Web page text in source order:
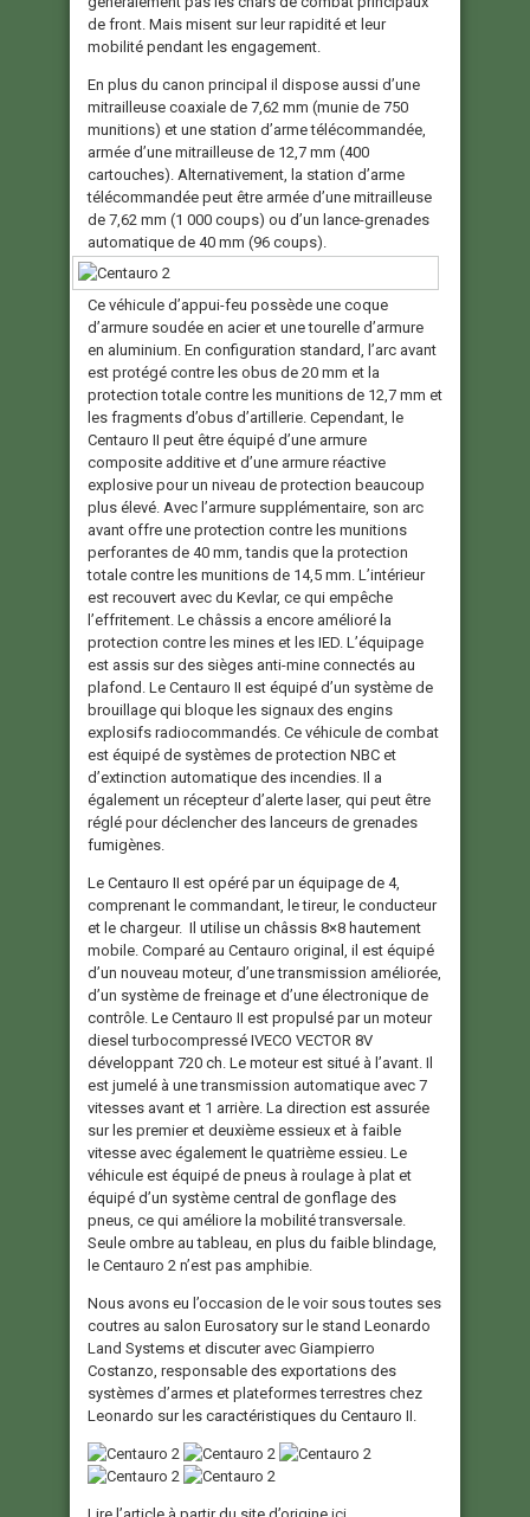
de front. Mais misent sur leur rapidité et leur
mobilité pendant les engagement.
En plus du canon principal il dispose aussi d’une
mitrailleuse coaxiale de 7,62 mm (munie de 750
munitions) et une station d’arme télécommandée,
armée d’une mitrailleuse de 12,7 mm (400
cartouches). Alternativement, la station d’arme
télécommandée peut être armée d’une mitrailleuse
de 7,62 mm (1 000 coups) ou d’un lance-grenades
automatique de 40 mm (96 coups).
Ce véhicule d’appui-feu possède une coque
d’armure soudée en acier et une tourelle d’armure
en aluminium. En configuration standard, l’arc avant
est protégé contre les obus de 20 mm et la
protection totale contre les munitions de 12,7 mm et
les fragments d’obus d’artillerie. Cependant, le
Centauro II peut être équipé d’une armure
composite additive et d’une armure réactive
explosive pour un niveau de protection beaucoup
plus élevé. Avec l’armure supplémentaire, son arc
avant offre une protection contre les munitions
perforantes de 40 mm, tandis que la protection
totale contre les munitions de 14,5 mm. L’intérieur
est recouvert avec du Kevlar, ce qui empêche
l’effritement. Le châssis a encore amélioré la
protection contre les mines et les IED. L’équipage
est assis sur des sièges anti-mine connectés au
plafond. Le Centauro II est équipé d’un système de
brouillage qui bloque les signaux des engins
explosifs radiocommandés. Ce véhicule de combat
est équipé de systèmes de protection NBC et
d’extinction automatique des incendies. Il a
également un récepteur d’alerte laser, qui peut être
réglé pour déclencher des lanceurs de grenades
fumigènes.
Le Centauro II est opéré par un équipage de 4,
comprenant le commandant, le tireur, le conducteur
et le chargeur. Il utilise un châssis 8×8 hautement
mobile. Comparé au Centauro original, il est équipé
d’un nouveau moteur, d’une transmission améliorée,
d’un système de freinage et d’une électronique de
contrôle. Le Centauro II est propulsé par un moteur
diesel turbocompressé IVECO VECTOR 8V
développant 720 ch. Le moteur est situé à l’avant. Il
est jumelé à une transmission automatique avec 7
vitesses avant et 1 arrière. La direction est assurée
sur les premier et deuxième essieux et à faible
vitesse avec également le quatrième essieu. Le
véhicule est équipé de pneus à roulage à plat et
équipé d’un système central de gonflage des
pneus, ce qui améliore la mobilité transversale.
Seule ombre au tableau, en plus du faible blindage,
le Centauro 2 n’est pas amphibie.
Nous avons eu l’occasion de le voir sous toutes ses
coutres au salon Eurosatory sur le stand Leonardo
Land Systems et discuter avec Giampierro
Costanzo, responsable des exportations des
systèmes d’armes et plateformes terrestres chez
Leonardo sur les caractéristiques du Centauro II.